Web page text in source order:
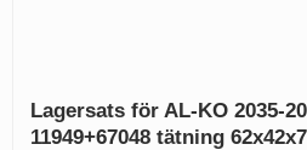
Lagersats för AL-KO 2035-
11949+67048 tätning 62x42x7